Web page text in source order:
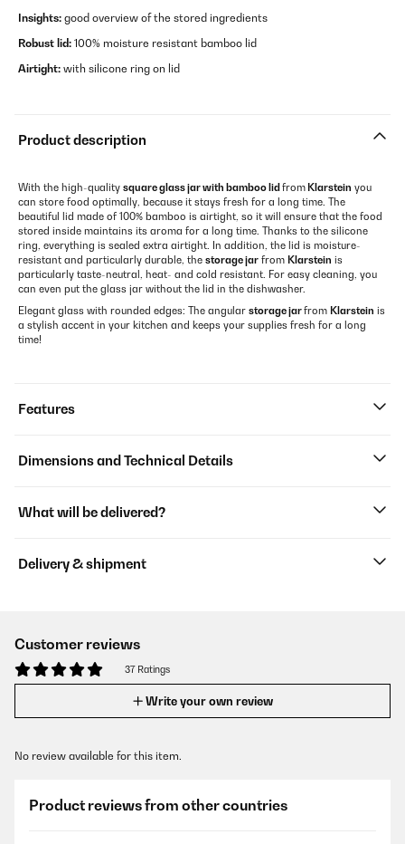
Insights: good overview of the stored ingredients
Robust lid: 100% moisture resistant bamboo lid
Airtight: with silicone ring on lid
Product description
With the high-quality square glass jarwith bamboo lid from Klarstein you
can store food optimally, because it stays fresh for a long time. The
beautiful lid made of 100% bamboo is airtight, so it will ensure that the food
stored inside maintains its aroma for a long time. Thanks to the silicone
ring, everything is sealed extra airtight. In addition, the lid is moisture-
resistant and particularly durable, the storage jar from Klarstein is
particularly taste-neutral, heat- and cold resistant. For easy cleaning, you
can even put the glass jar without the lid in the dishwasher.
Elegant glass with rounded edges: The angular storage jarfrom Klarstein is
a stylish accent in your kitchen and keeps your supplies fresh for a long
time!
Features
Dimensions and Technical Details
What will be delivered?
Delivery & shipment
Customer reviews
37 Ratings
Write your own review
No review available for this item.
Product reviews from other countries